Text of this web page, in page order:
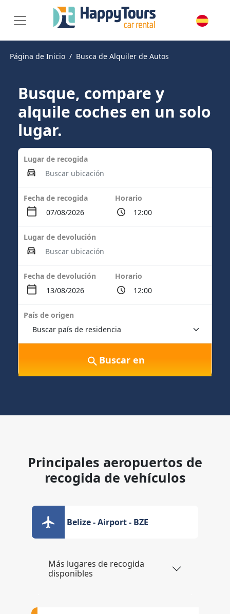
Página de Inicio Busca de Alquiler de Autos
Busque, compare y
alquile coches en un solo
lugar.
Lugar de recogida
Fecha de recogida Horario
Lugar de devolución
Fecha de devolución Horario
País de origen
Buscar en
Principales aeropuertos de
recogida de vehículos
Belize - Airport - BZE
Más lugares de recogida
disponibles